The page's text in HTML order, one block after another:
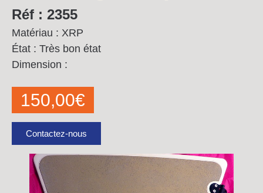
Réf : 2355
Matériau : XRP
État : Très bon état
Dimension :
150,00€
Contactez-nous